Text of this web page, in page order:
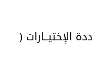
الإختيــارات (